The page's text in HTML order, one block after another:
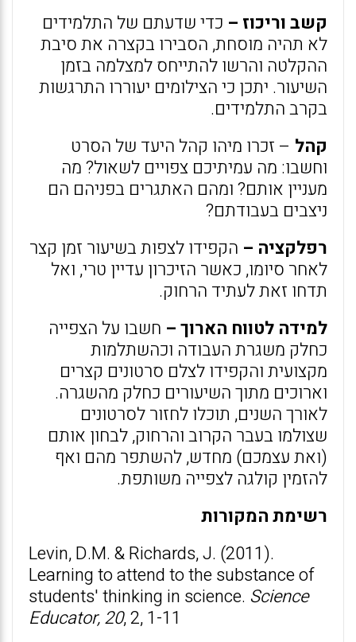
קשב וריכוז – כדי שדעתם של התלמידים
לא תהיה מוסחת, הסבירו בקצרה את סיבת
ההקלטה והרשו להתייחס למצלמה בזמן
השיעור. יתכן כי הצילומים יעוררו התרגשות
בקרב התלמידים.
קהל – זכרו מיהו קהל היעד של הסרט
וחשבו: מה עמיתיכם צפויים לשאול? מה
מעניין אותם? ומהם האתגרים בפניהם הם
ניצבים בעבודתם?
רפלקציה – הקפידו לצפות בשיעור זמן קצר
לאחר סיומו, כאשר הזיכרון עדיין טרי, ואל
תדחו זאת לעתיד הרחוק.
למידה לטווח הארוך – חשבו על הצפייה
כחלק משגרת העבודה וכהשתלמות
מקצועית והקפידו לצלם סרטונים קצרים
וארוכים מתוך השיעורים כחלק מהשגרה.
לאורך השנים, תוכלו לחזור לסרטונים
שצולמו בעבר הקרוב והרחוק, לבחון אותם
(ואת עצמכם) מחדש, להשתפר מהם ואף
להזמין קולגה לצפייה משותפת.
רשימת המקורות
Levin, D.M. & Richards, J. (2011).
Learning to attend to the substance of
students' thinking in science. Science
Educator, 20, 2, 1-11